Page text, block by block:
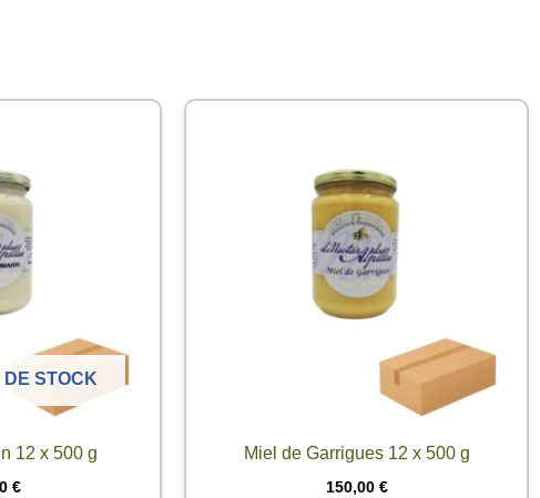
DE STOCK
12 x 500 g
€
Miel de Garrigues 12 x 500 g
150,00 €